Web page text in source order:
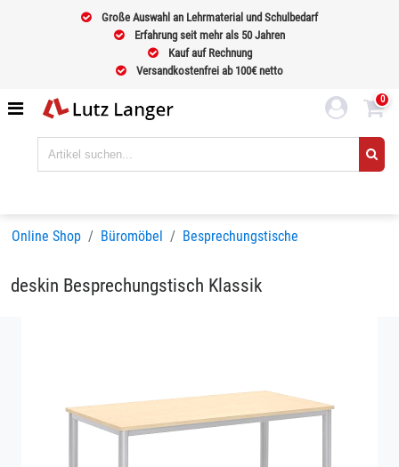
Große Auswahl an Lehrmaterial und Schulbedarf
Erfahrung seit mehr als 50 Jahren
Kauf auf Rechnung
Versandkostenfrei ab 100€ netto
0
Online Shop Büromöbel Besprechungstische
deskin Besprechungstisch Klassik